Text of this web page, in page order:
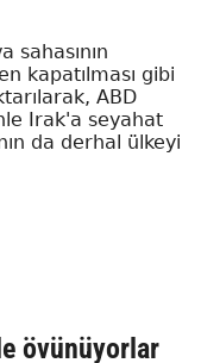
sahasının
kapatılması gibi
ABD
Irak'a seyahat
da derhal ülkeyi
övünüyorlar